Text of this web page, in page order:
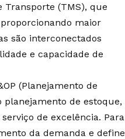
(TMS), que
maior
são interconectados
e capacidade de
(Planejamento de
planejamento de estoque,
de excelência. Para
da demanda e define